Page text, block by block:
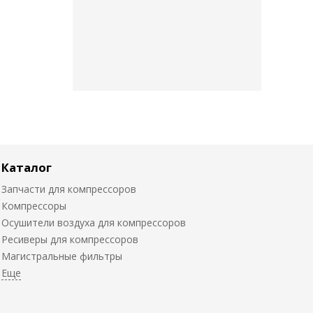
Каталог
Запчасти для компрессоров
Компрессоры
Осушители воздуха для компрессоров
Ресиверы для компрессоров
Магистральные фильтры